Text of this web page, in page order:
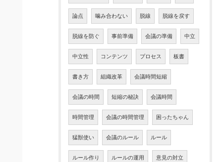
論点 噛み合わない 脱線 脱線を戻す
脱線を防ぐ 事前準備 会議の準備 中立
中立性 コンテンツ プロセス 板書
書き方 組織改革 会議時間短縮
会議の時間 短縮の秘訣 会議時間
時間管理 会議の時間管理 困ったちゃん
猛獣使い 会議のルール ルール
ルール作り ルールの運用 意見の対立